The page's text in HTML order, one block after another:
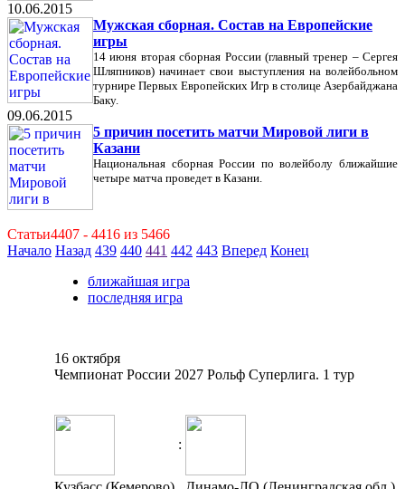
10.06.2015
Мужская сборная. Состав на Европейские
игры
14 июня вторая сборная России (главный тренер – Сергея
Шляпников) начинает свои выступления на волейбольном
турнире Первых Европейских Игр в столице Азербайджана
Баку.
09.06.2015
5 причин посетить матчи Мировой лиги в
Казани
Национальная сборная России по волейболу ближайшие
четыре матча проведет в Казани.
Статьи4407 - 4416 из 5466
Начало Назад 439 440 441 442 443 Вперед Конец
ближайшая игра
последняя игра
16 октября
Чемпионат России 2027 Рольф Суперлига. 1 тур
: